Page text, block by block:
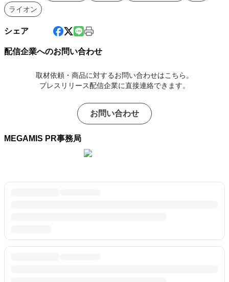
ライオン
シェア
配信企業へのお問い合わせ
取材依頼・商品に対するお問い合わせはこちら。
プレスリリース配信企業に直接連絡できます。
お問い合わせ
MEGAMIS PR事務局